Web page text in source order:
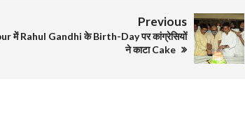
Previous
में Rahul Gandhi के Birth-Day पर कांग्रेसियों
ने काटा Cake